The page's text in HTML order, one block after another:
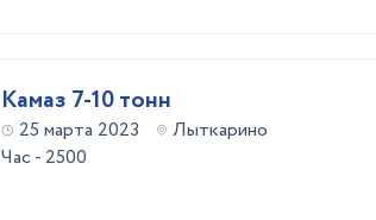
Камаз 7-10 тонн
25 марта 2023
Лыткарино
Час - 2500